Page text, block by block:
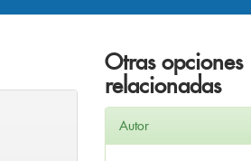
Otras opciones
relacionadas
Autor